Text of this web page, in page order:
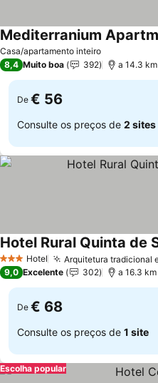
Casa/apartamento inteiro
Mediterranium
8,4 Muito boa 392 a 14.3
De € 56
Consulte os preços de 2 sites
3 EstrelasHotel Arquitetura tradicional
Hotel Rural Quinta de
9,0 Excelente 302 a 16.3
De € 68
Consulte os preços de 1 site
Escolha popular